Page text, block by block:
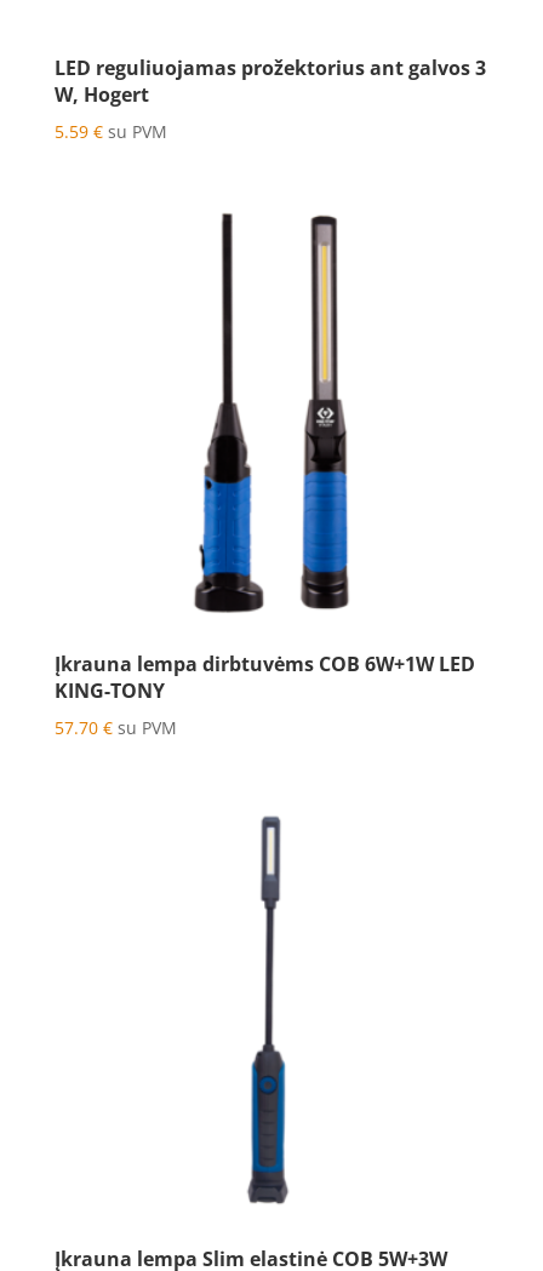
LED reguliuojamas prožektorius ant galvos 3
W, Hogert
5.59 € su PVM
Įkrauna lempa dirbtuvėms COB 6W+1W LED
KING-TONY
57.70 € su PVM
Įkrauna lempa Slim elastinė COB 5W+3W